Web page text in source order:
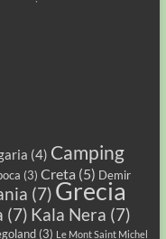
(4) Camping
(3) Creta (5) Demir
(7) Grecia
(7) Kala Nera (7)
(3) Le Mont Saint Michel